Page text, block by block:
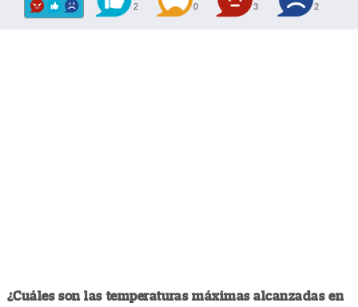
2 0 3 2
¿Cuáles son las temperaturas máximas alcanzadas en